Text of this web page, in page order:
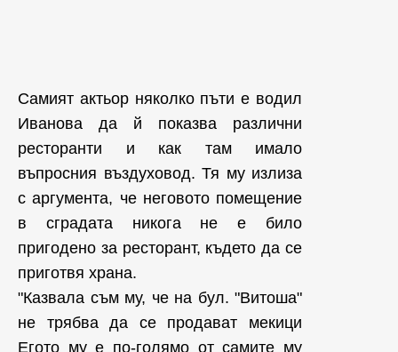
Самият актьор няколко пъти е водил
Иванова да й показва различни
ресторанти и как там имало
въпросния въздуховод. Тя му излиза
с аргумента, че неговото помещение
в сградата никога не е било
пригодено за ресторант, където да се
приготвя храна.
"Казвала съм му, че на бул. "Витоша"
не трябва да се продават мекици
Егото му е по-голямо от самите му